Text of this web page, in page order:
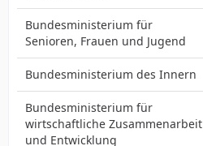
Bundesministerium für
Senioren, Frauen und Jugend
Bundesministerium des Innern
Bundesministerium für
wirtschaftliche Zusammenarbeit
und Entwicklung